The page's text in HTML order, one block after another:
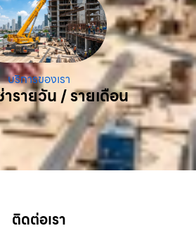
บริการของเรา
ารายวัน / รายเดือน
ติดต่อเรา